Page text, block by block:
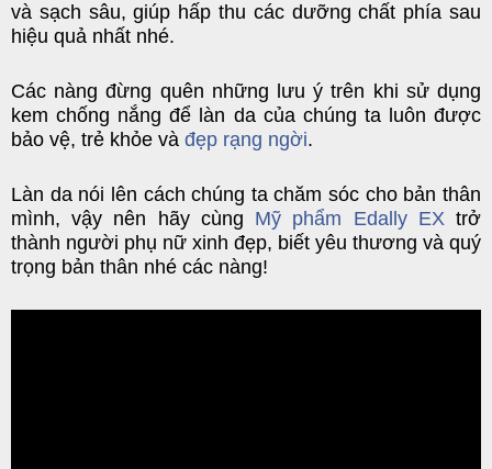
và sạch sâu, giúp hấp thu các dưỡng chất phía sau
hiệu quả nhất nhé.
Các nàng đừng quên những lưu ý trên khi sử dụng
kem chống nắng để làn da của chúng ta luôn được
bảo vệ, trẻ khỏe và đẹp rạng ngời.
Làn da nói lên cách chúng ta chăm sóc cho bản thân
mình, vậy nên hãy cùng Mỹ phẩm Edally EXtrở
thành người phụ nữ xinh đẹp, biết yêu thương và quý
trọng bản thân nhé các nàng!